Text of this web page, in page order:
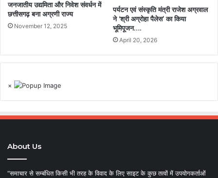
जनजातीय उद्यमिता और निवेश संवर्धन में
छत्तीसगढ़ बना अग्रणी राज्य
November 12, 2025
पर्यटन एवं संस्कृति मंत्री राजेश अग्रवाल
ने ‘श्री अग्रोहा पैलेस’ का किया
भूमिपूजन….
April 20, 2026
×
About Us
“समाचार से सम्बंधित किसी भी तरह के विवाद के लिए साइट के कुछ तत्वों में उपयोगकर्ताओं